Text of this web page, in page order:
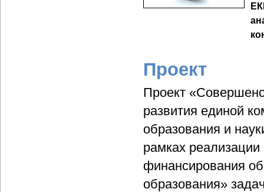
Проект
Проект
развития единой
образования и
рамках
финансирования
образования»